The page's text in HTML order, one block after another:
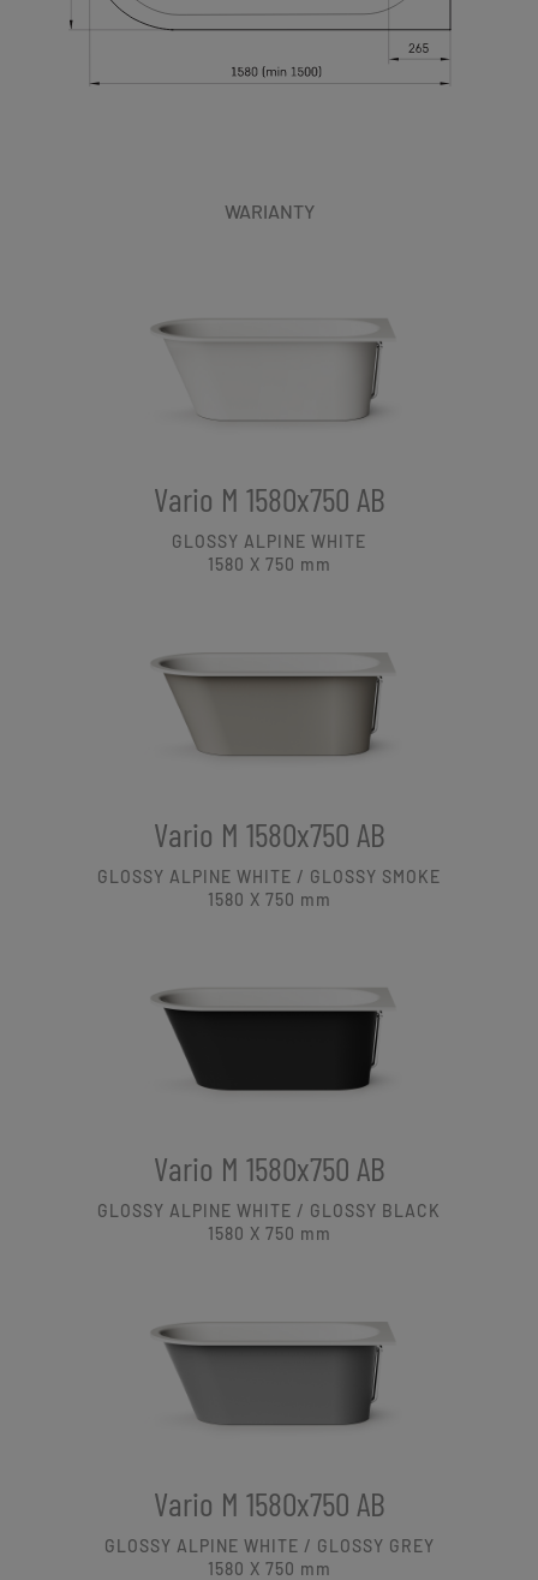
WARIANTY
Vario M 1580x750 AB
GLOSSY ALPINE WHITE
1580 X 750 mm
Vario M 1580x750 AB
GLOSSY ALPINE WHITE / GLOSSY SMOKE
1580 X 750 mm
Vario M 1580x750 AB
GLOSSY ALPINE WHITE / GLOSSY BLACK
1580 X 750 mm
Vario M 1580x750 AB
GLOSSY ALPINE WHITE / GLOSSY GREY
1580 X 750 mm